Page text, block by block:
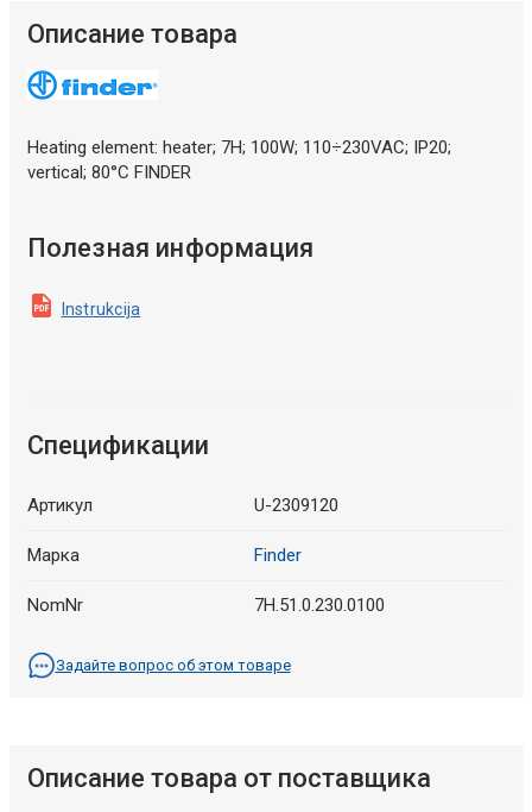
Описание товара
Heating element: heater; 7H; 100W; 110÷230VAC; IP20;
vertical; 80°C FINDER
Полезная информация
Instrukcija
Спецификации
Артикул U-2309120
Марка Finder
NomNr 7H.51.0.230.0100
Задайте вопрос об этом товаре
Описание товара от поставщика